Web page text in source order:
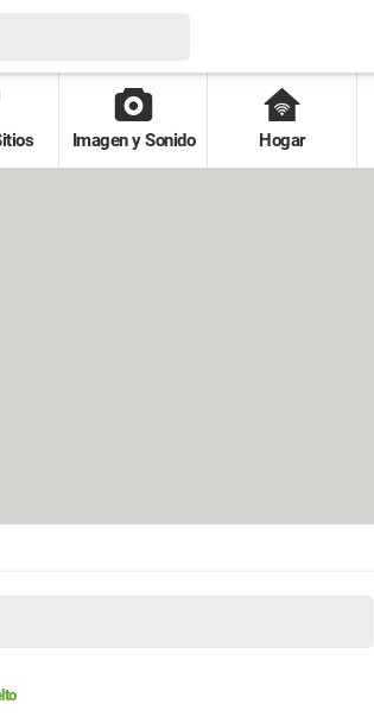
Imagen y Sonido Hogar